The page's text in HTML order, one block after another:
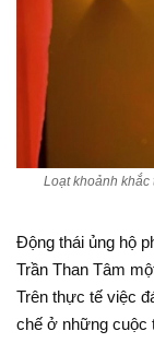
Loạt khoảnh khắc
Động thái ủng hộ
Trần Than Tâm
Trên thực tế việc
chế ở những cuộc